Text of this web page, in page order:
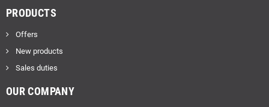
PRODUCTS
Offers
New products
Sales duties
OUR COMPANY